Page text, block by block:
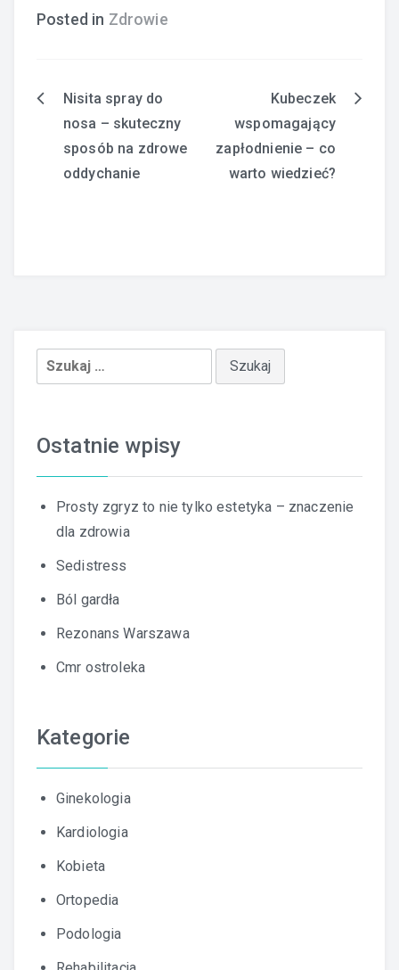
Posted in Zdrowie
Nawigacja
Nisita spray do
nosa – skuteczny
sposób na zdrowe
oddychanie
Kubeczek
wspomagający
zapłodnienie – co
warto wiedzieć?
Szukaj:
Ostatnie wpisy
Prosty zgryz to nie tylko estetyka – znaczenie
dla zdrowia
Sedistress
Ból gardła
Rezonans Warszawa
Cmr ostroleka
Kategorie
Ginekologia
Kardiologia
Kobieta
Ortopedia
Podologia